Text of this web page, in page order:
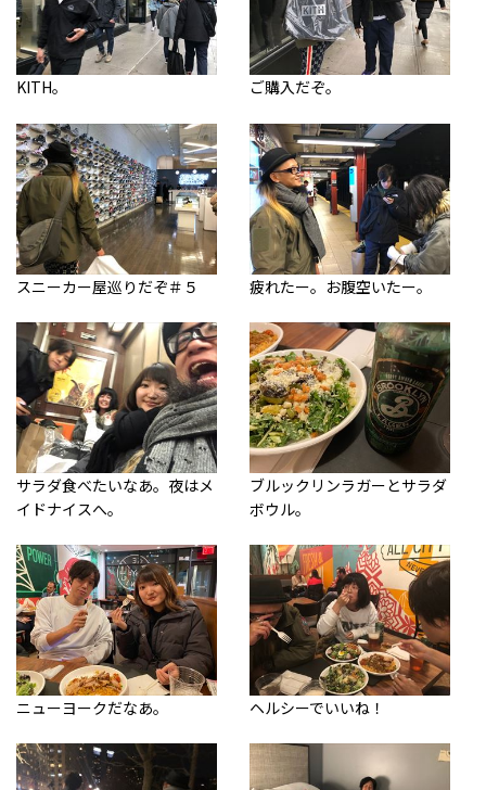
KITH。 ご購入だぞ。
スニーカー屋巡りだぞ＃５ 疲れたー。お腹空いたー。
サラダ食べたいなあ。夜はメ
イドナイスへ。
ブルックリンラガーとサラダ
ボウル。
ニューヨークだなあ。 ヘルシーでいいね！